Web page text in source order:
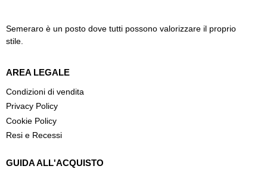
Semeraro è un posto dove tutti possono valorizzare il proprio
stile.
AREA LEGALE
Condizioni di vendita
Privacy Policy
Cookie Policy
Resi e Recessi
GUIDA ALL'ACQUISTO